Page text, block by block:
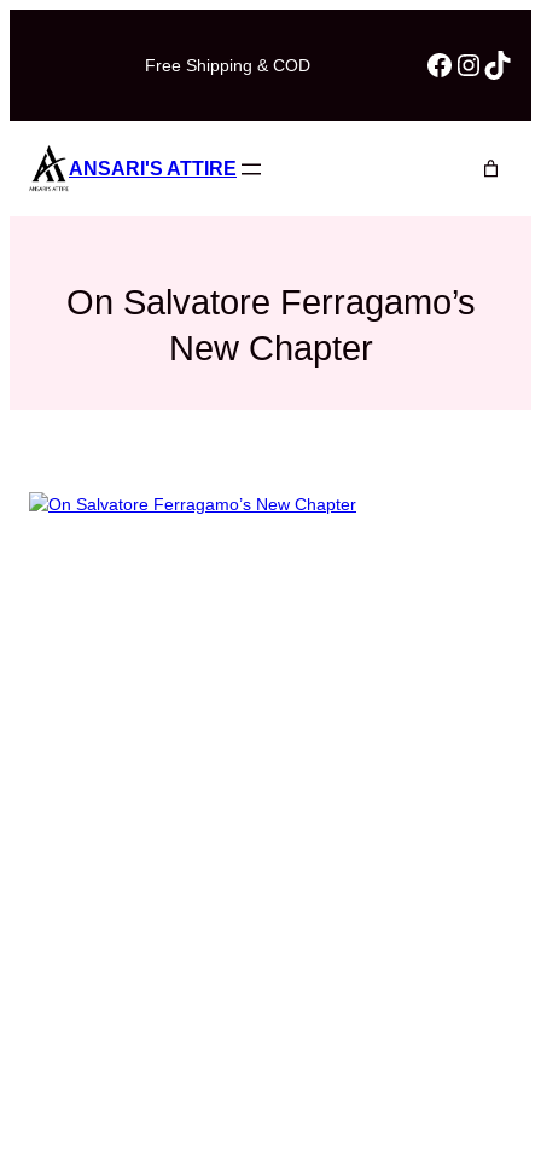
Free Shipping & COD
ANSARI'S ATTIRE
On Salvatore Ferragamo’s
New Chapter